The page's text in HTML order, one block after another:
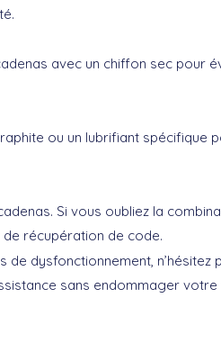
avec un chiffon sec pour
ou un lubrifiant spécifique
Si vous oubliez la
récupération de code.
de dysfonctionnement, n’hésitez
sans endommager votre